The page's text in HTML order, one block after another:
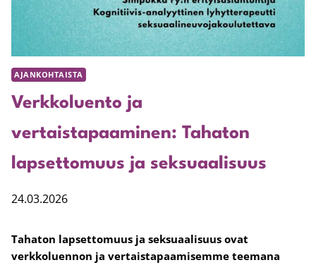
AJANKOHTAISTA
Verkkoluento ja
vertaistapaaminen: Tahaton
lapsettomuus ja seksuaalisuus
24.03.2026
Tahaton lapsettomuus ja seksuaalisuus ovat
verkkoluennon ja vertaistapaamisemme teemana